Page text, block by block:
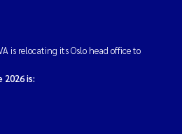
is relocating its Oslo head office to
2026 is: